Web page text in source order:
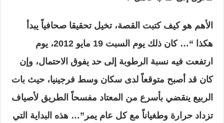
الأهم هو كيف كتبت القصة، تخيل تحقيقا صحافياً يبدأ
هكذا “… كان ذلك يوم السبت 19 مايو 2012، يوم
ارتفعت فيه نسبة الرطوبة إلى حد يفوق الاحتمال، وإن
كان قد أصبح متوقعاً لدى سكان وسط فرجينيا، حيث بات
الربيع ينقضي بأسرع من المعتاد مفسحاً الطريق لأصياف
تزداد حرارة وطغياناً مع كل عام يمر”… هذه البداية التي